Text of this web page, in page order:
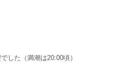
した（満潮は20:00頃）